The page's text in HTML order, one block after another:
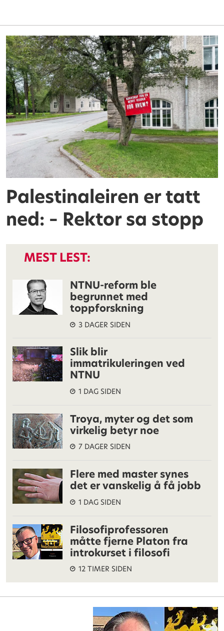
Palestinaleiren er tatt
ned: – Rektor sa stopp
MEST LEST:
NTNU-reform ble
begrunnet med
toppforskning
3 DAGER SIDEN
Slik blir
immatrikuleringen ved
NTNU
1 DAG SIDEN
Troya, myter og det som
virkelig betyr noe
7 DAGER SIDEN
Flere med master synes
det er vanskelig å få jobb
1 DAG SIDEN
Filosofiprofessoren
måtte fjerne Platon fra
introkurset i filosofi
12 TIMER SIDEN